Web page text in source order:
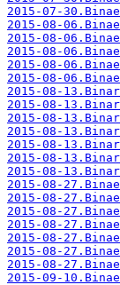
2015-07-
2015-08-
2015-08-
2015-08-
2015-08-
2015-08-
2015-08-
2015-08-
2015-08-
2015-08-
2015-08-
2015-08-
2015-08-
2015-08-
2015-08-
2015-08-
2015-08-
2015-08-
2015-08-
2015-08-
2015-09-